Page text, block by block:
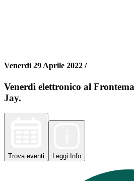
Venerdì 29 Aprile 2022 /
Venerdì elettronico al
Jay.
Trova eventi Leggi Info